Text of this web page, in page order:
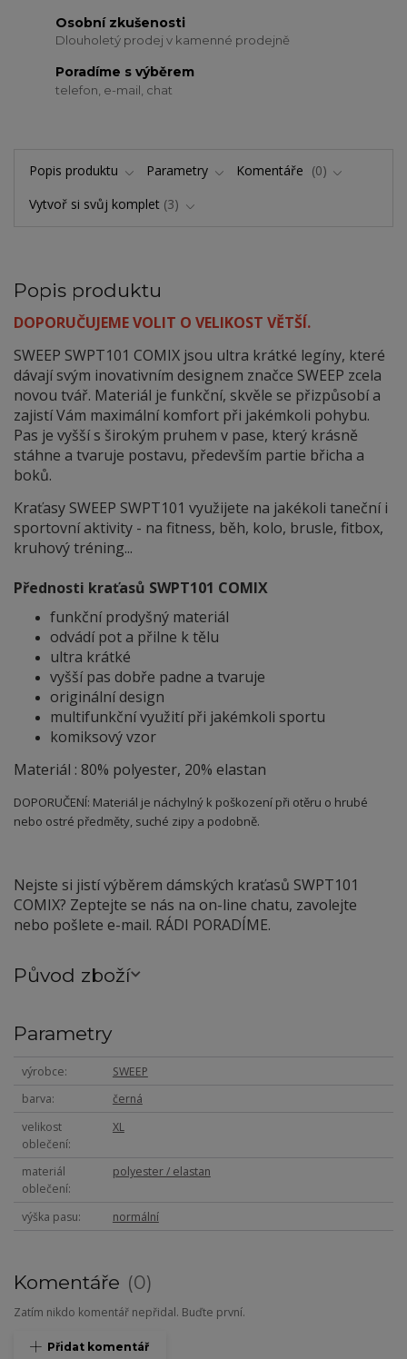
Osobní zkušenosti
Dlouholetý prodej v kamenné prodejně
Poradíme s výběrem
telefon, e-mail, chat
Popis produktu Parametry Komentáře
0
Vytvoř si svůj komplet 3
Popis produktu
DOPORUČUJEME VOLIT O VELIKOST VĚTŠÍ.
SWEEP SWPT101 COMIX jsou ultra krátké legíny, které
dávají svým inovativním designem značce SWEEP zcela
novou tvář. Materiál je funkční, skvěle se přizpůsobí a
zajistí Vám maximální komfort při jakémkoli pohybu.
Pas je vyšší s širokým pruhem v pase, který krásně
stáhne a tvaruje postavu, především partie břicha a
boků.
Kraťasy SWEEP SWPT101 využijete na jakékoli taneční i
sportovní aktivity - na fitness, běh, kolo, brusle, fitbox,
kruhový tréning...
Přednosti kraťasů SWPT101 COMIX
funkční prodyšný materiál
odvádí pot a přilne k tělu
ultra krátké
vyšší pas dobře padne a tvaruje
originální design
multifunkční využití při jakémkoli sportu
komiksový vzor
Materiál : 80% polyester, 20% elastan
DOPORUČENÍ: Materiál je náchylný k poškození při otěru o hrubé
nebo ostré předměty, suché zipy a podobně.
Nejste si jistí výběrem dámských kraťasů SWPT101
COMIX? Zeptejte se nás na on-line chatu, zavolejte
nebo pošlete e-mail. RÁDI PORADÍME.
Původ zboží
Parametry
výrobce
SWEEP
barva
černá
velikost
oblečení
XL
materiál
oblečení
polyester / elastan
výška pasu normální
Komentáře 0
Zatím nikdo komentář nepřidal. Buďte první.
Přidat komentář